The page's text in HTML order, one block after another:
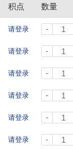
积点 数量
请登录 -
请登录 -
请登录 -
请登录 -
请登录 -
请登录 -